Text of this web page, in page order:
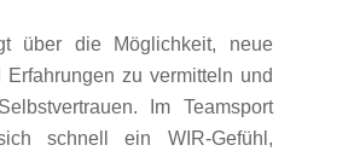
über die Möglichkeit, neue
Erfahrungen zu vermitteln und
Im Teamsport
schnell ein WIR-Gefühl,